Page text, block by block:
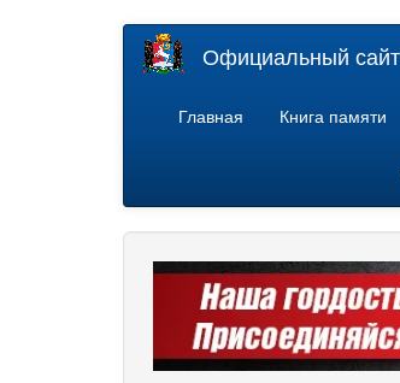
Официальный сайт
Главная Книга памяти